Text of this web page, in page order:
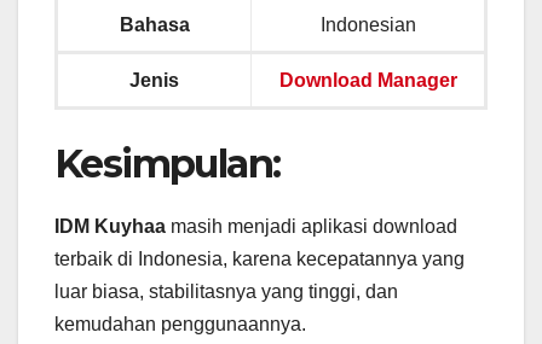
Bahasa Indonesian
Jenis Download Manager
Kesimpulan:
IDM Kuyhaa masih menjadi aplikasi download
terbaik di Indonesia, karena kecepatannya yang
luar biasa, stabilitasnya yang tinggi, dan
kemudahan penggunaannya.